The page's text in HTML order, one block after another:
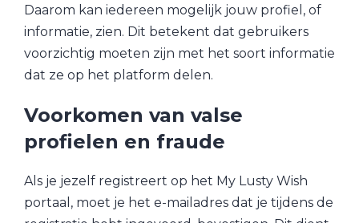
Daarom kan iedereen mogelijk jouw profiel, of
informatie, zien. Dit betekent dat gebruikers
voorzichtig moeten zijn met het soort informatie
dat ze op het platform delen.
Voorkomen van valse
profielen en fraude
Als je jezelf registreert op het My Lusty Wish
portaal, moet je het e-mailadres dat je tijdens de